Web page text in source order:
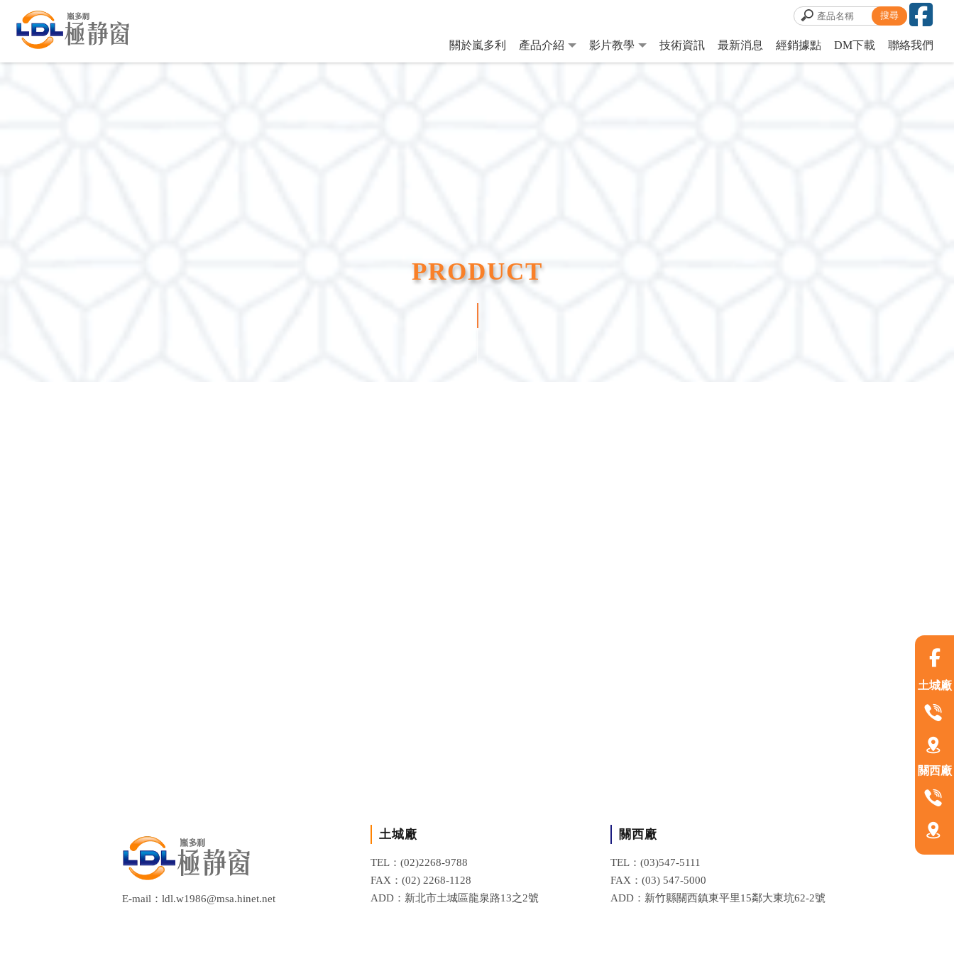
關於嵐多利 產品介紹 影片教學 技術資訊 最新消息 經銷據點 DM下載 聯絡我們
E-mail：ldl.w1986@msa.hinet.net
土城廠
TEL：(02)2268-9788
FAX：(02) 2268-1128
ADD：新北市土城區龍泉路13之2號
關西廠
TEL：(03)547-5111
FAX：(03) 547-5000
ADD：新竹縣關西鎮東平里15鄰大東坑62-2號
土城廠
關西廠